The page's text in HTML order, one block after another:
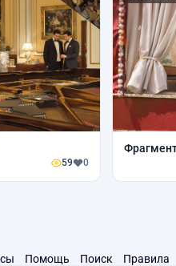
59 0
Помощь Поиск Правила